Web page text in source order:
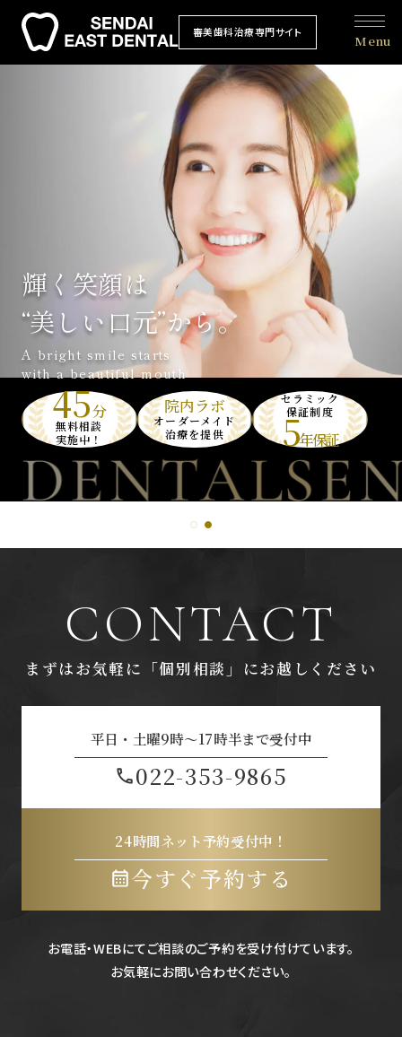
審美歯科治療専門サイト
Menu
輝く笑顔は
“美しい口元”から。
A bright smile starts
with a beautiful mouth
45分
無料相談
実施中！
院内ラボ
オーダーメイド
治療を提供
セラミック
保証制度
5年保証
CONTACT
まずはお気軽に「個別相談」にお越しください
平日・土曜9時〜17時半まで受付中
022-353-9865
24時間ネット予約受付中！
今すぐ予約する
お電話・WEBにてご相談のご予約を受け付けています。
お気軽にお問い合わせください。